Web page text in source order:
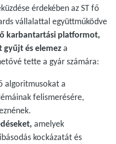
érdekében az ST fő
vállalattal együttműködve
karbantartási platformot,
és elemeza
tette a gyár számára:
algoritmusokat a
felismerésére,
amelyek
kockázatát és